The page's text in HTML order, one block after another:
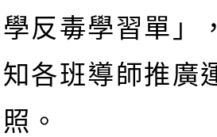
反毒學習單」
各班導師推廣
。